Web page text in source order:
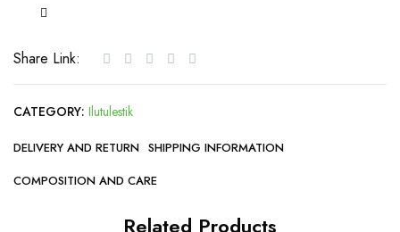
Share Link:
CATEGORY: Ilutulestik
DELIVERY AND RETURN SHIPPING INFORMATION
COMPOSITION AND CARE
Related Products